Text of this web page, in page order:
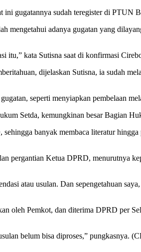
gugatannya sudah teregister di PTUN
mengetahui adanya gugatan yang
itu,” kata Sutisna saat di konfirmasi
dijelaskan Sutisna, ia sudah
seperti menyiapkan pembelaan
Setda, kemungkinan besar Bagian
banyak membaca literatur
pergantian Ketua DPRD, menurutnya
atau usulan. Dan sepengetahuan
oleh Pemkot, dan diterima DPRD per
belum bisa diproses,” pungkasnya.